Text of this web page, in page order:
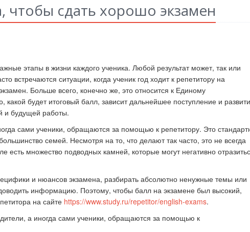
чтобы сдать хорошо экзамен
этапы в жизни каждого ученика. Любой результат может, так или
встречаются ситуации, когда ученик год ходит к репетитору на
Больше всего, конечно же, это относится к Единому
будет итоговый балл, зависит дальнейшее поступление и
и будущей работы.
сами ученики, обращаются за помощью к репетитору. Это
семей. Несмотря на то, что делают так часто, это не всегда
есть множество подводных камней, которые могут негативно
и нюансов экзамена, разбирать абсолютно ненужные темы или
информацию. Поэтому, чтобы балл на экзамене был высокий,
на сайте https://www.study.ru/repetitor/english-exams.
Как стать экспертом наших
конкурсов
Как правильно оформить
для публикации